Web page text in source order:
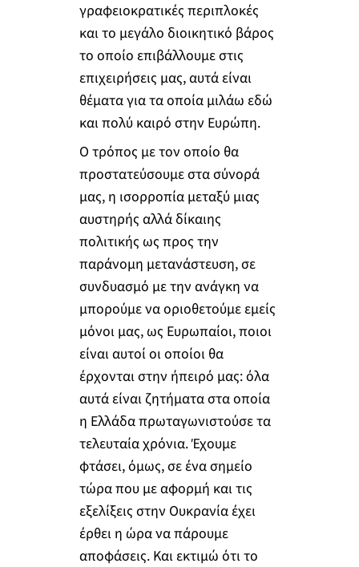
γραφειοκρατικές περιπλοκές
και το μεγάλο διοικητικό βάρος
το οποίο επιβάλλουμε στις
επιχειρήσεις μας, αυτά είναι
θέματα για τα οποία μιλάω εδώ
και πολύ καιρό στην Ευρώπη.
Ο τρόπος με τον οποίο θα
προστατεύσουμε στα σύνορά
μας, η ισορροπία μεταξύ μιας
αυστηρής αλλά δίκαιης
πολιτικής ως προς την
παράνομη μετανάστευση, σε
συνδυασμό με την ανάγκη να
μπορούμε να οριοθετούμε εμείς
μόνοι μας, ως Ευρωπαίοι, ποιοι
είναι αυτοί οι οποίοι θα
έρχονται στην ήπειρό μας: όλα
αυτά είναι ζητήματα στα οποία
η Ελλάδα πρωταγωνιστούσε τα
τελευταία χρόνια. Έχουμε
φτάσει, όμως, σε ένα σημείο
τώρα που με αφορμή και τις
εξελίξεις στην Ουκρανία έχει
έρθει η ώρα να πάρουμε
αποφάσεις. Και εκτιμώ ότι το